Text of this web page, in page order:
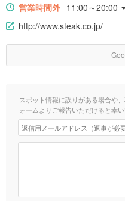
営業時間外 11:00～20:00
http://www.steak.co.jp/
スポット情報に誤りがある場合や
ォームよりご報告いただけると幸い